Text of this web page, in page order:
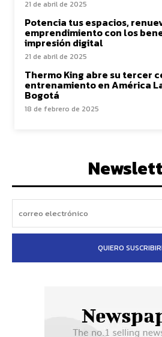
21 de abril de 2025
Potencia tus espacios,
emprendimiento con los
impresión digital
21 de abril de 2025
Thermo King abre su tercer
entrenamiento en América
Bogotá
18 de febrero de 2025
QUIERO